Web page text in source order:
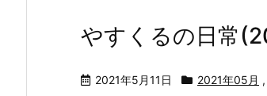
やすくるの日常
2021年5月11日 2021年05月 ,